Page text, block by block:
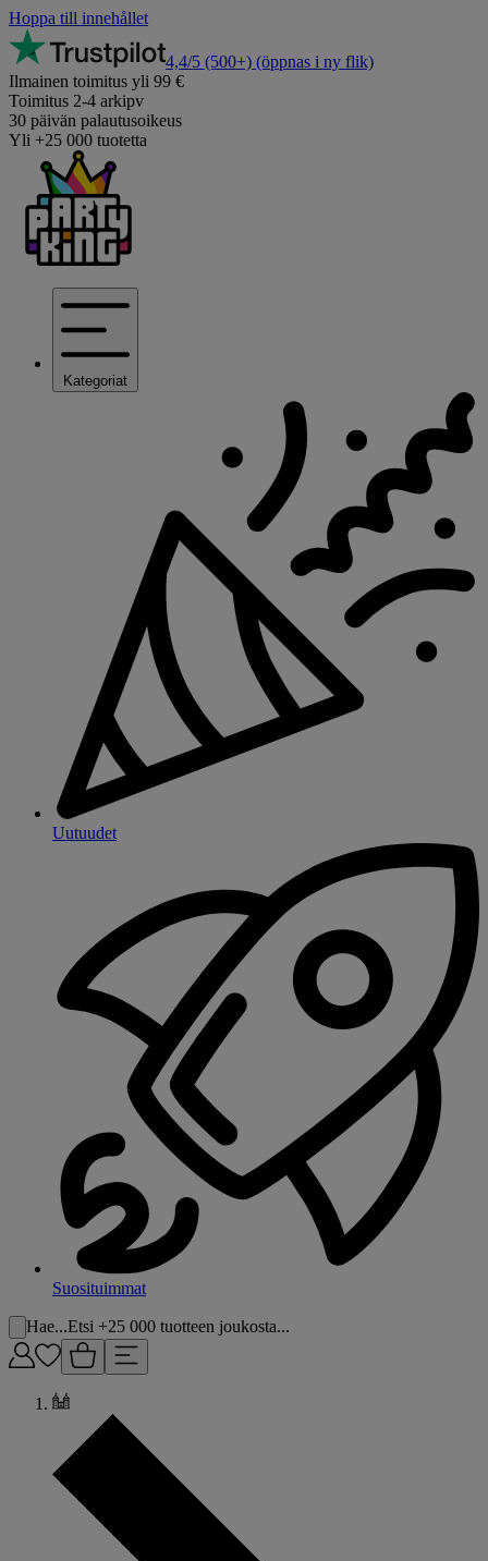
Hoppa till innehållet
4,4/5 (500+) (öppnas i ny flik)
Ilmainen toimitus yli 99 €
Toimitus 2-4 arkipv
30 päivän palautusoikeus
Yli +25 000 tuotetta
Kategoriat
Uutuudet
Suosituimmat
Hae...Etsi +25 000 tuotteen joukosta...